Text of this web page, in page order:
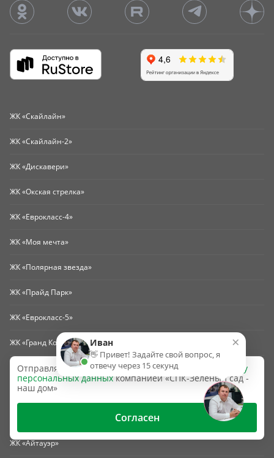
ЖК «Скайлайн»
ЖК «Скайлайн-2»
ЖК «Дискавери»
ЖК «Окская стрелка»
ЖК «Еврокласс-4»
ЖК «Моя мечта»
ЖК «Полярная звезда»
ЖК «Прайд Парк»
ЖК «Еврокласс-5»
ЖК «Гранд Комфорт-3» (г. Жуковский)
ЖК «Гранд Комфорт-2» (г. Жуковский)
ЖК «Гранд Комфорт» (г. Жуковский)
ЖК «Айтауэр»
Отправляя эту форму, вы даёте согласие на
обработку
персональных данныхкомпанией «СПК-Зеленый сад -
наш дом»
Согласен
×
Иван
👋 Привет! Задайте свой вопрос, я
отвечу через 15 секунд